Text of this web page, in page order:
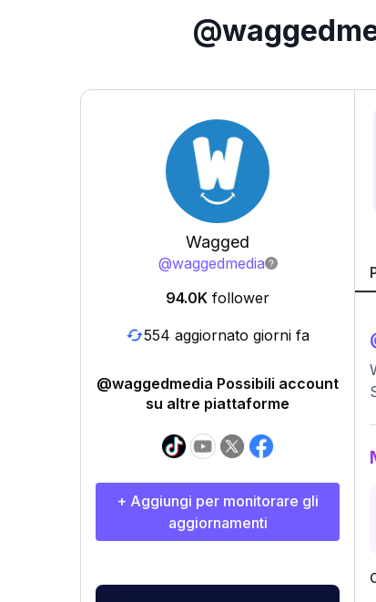
Wagged
@waggedmedia
94.0K follower
554 aggiornato giorni fa
@waggedmedia Possibili account
su altre piattaforme
+ Aggiungi per monitorare gli
aggiornamenti